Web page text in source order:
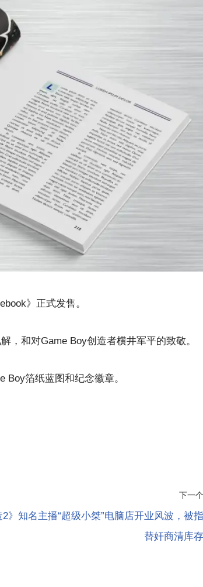
》正式发售。
，和对Game Boy创造者横井军平的致敬。
箔纸蓝图和纪念徽章。
下一个
2》知名主播“超级小桀”电脑店开业风波，被指
替奸商清库存